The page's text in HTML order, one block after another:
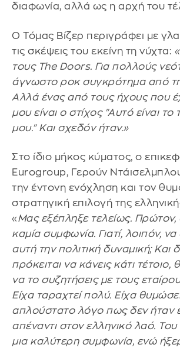
διαφωνία, αλλά ως η αρχή του
Ο Τόμας Βίζερ περιγράφει με
τις σκέψεις του εκείνη τη νύχτα:
τους The Doors. Για πολλούς
άγνωστο ροκ συγκρότημα από
Αλλά ένας από τους ήχους που
μου είναι ο στίχος "Αυτό είναι το
μου." Και σχεδόν ήταν.»
Στο ίδιο μήκος κύματος, ο
Eurogroup, Γερούν
την έντονη ενόχληση και τον
στρατηγική επιλογή της
«Μας εξέπληξε τελείως. Πρώτον,
καμία συμφωνία. Γιατί, λοιπόν,
αυτή την πολιτική δυναμική; Και
πρόκειται να κάνεις κάτι τέτοιο,
να το συζητήσεις με τους
Είχα ταραχτεί πολύ. Είχα
απλούστατο λόγο πως δεν ήταν
απέναντι στον ελληνικό λαό.
μια καλύτερη συμφωνία, ενώ